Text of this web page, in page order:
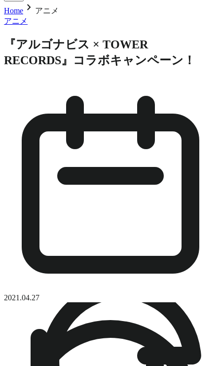
Home chevron_right アニメ
アニメ
『アルゴナビス × TOWER
RECORDS』コラボキャンペーン！
2021.04.27